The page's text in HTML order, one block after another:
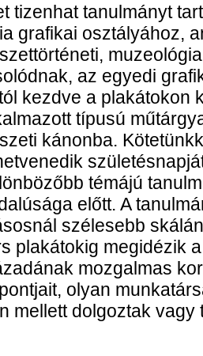
tizenhat tanulmányt
grafikai osztályához,
az egyedi
kezdve a plakátokon
típusú
kánonba.
témájú
előtt. A
szélesebb
plakátokig megidézik
mozgalmas
olyan
mellett dolgoztak